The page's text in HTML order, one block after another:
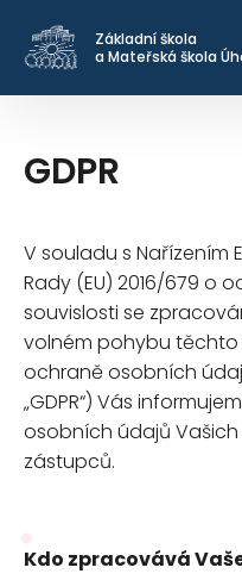
Základní škola
a Mateřská škola
GDPR
V souladu s Nařízením
Rady (EU) 2016/679 o
souvislosti se
volném pohybu
ochraně osobních
„GDPR“) Vás
osobních údajů
zástupců.
Kdo zpracovává